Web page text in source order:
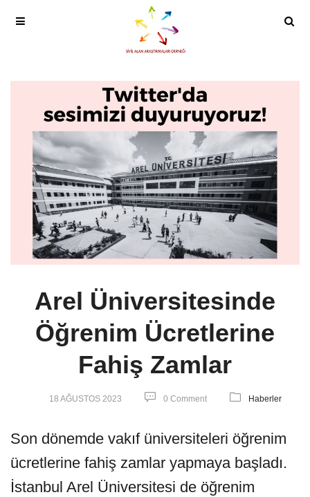
Arel Üniversitesinde
Öğrenim Ücretlerine
Fahiş Zamlar
18 AĞUSTOS 2023 0 Comment Haberler
Son dönemde vakıf üniversiteleri öğrenim
ücretlerine fahiş zamlar yapmaya başladı.
İstanbul Arel Üniversitesi de öğrenim